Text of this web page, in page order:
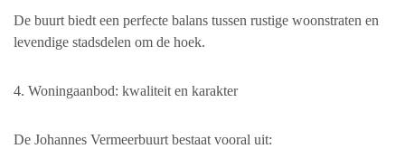
De buurt biedt een perfecte balans tussen rustige woonstraten en
levendige stadsdelen om de hoek.
4. Woningaanbod: kwaliteit en karakter
De Johannes Vermeerbuurt bestaat vooral uit: